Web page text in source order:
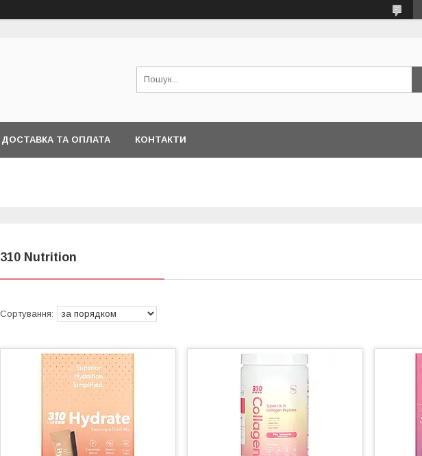
ДОСТАВКА ТА ОПЛАТА КОНТАКТИ
310 Nutrition